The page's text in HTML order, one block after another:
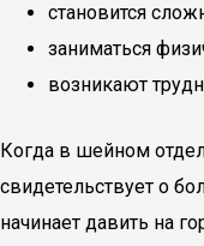
становится
заниматься
возникают
Когда в шейном
свидетельствует о
начинает давить на